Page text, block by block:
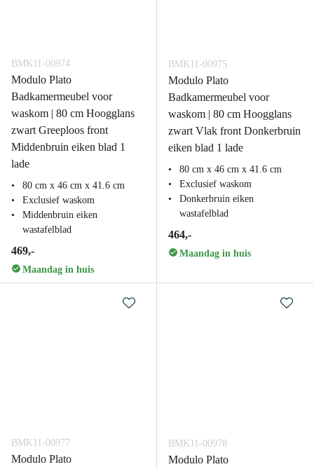
BMK11-00974
Modulo Plato
Badkamermeubel voor
waskom | 80 cm Hoogglans
zwart Greeploos front
Middenbruin eiken blad 1
lade
80 cm x 46 cm x 41.6 cm
Exclusief waskom
Middenbruin eiken
wastafelblad
469,-
Maandag in huis
BMK11-00975
Modulo Plato
Badkamermeubel voor
waskom | 80 cm Hoogglans
zwart Vlak front Donkerbruin
eiken blad 1 lade
80 cm x 46 cm x 41.6 cm
Exclusief waskom
Donkerbruin eiken
wastafelblad
464,-
Maandag in huis
BMK11-00977
Modulo Plato
BMK11-00978
Modulo Plato